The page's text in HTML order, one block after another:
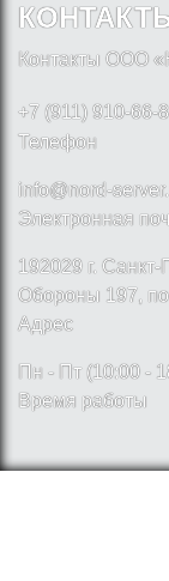
Контакты ООО
+7 (911) 910-66-
Телефон
info@nord-
Электронная
192029 г. Санкт-
Обороны 197,
Адрес
Пн - Пт (10:00 -
Время работы